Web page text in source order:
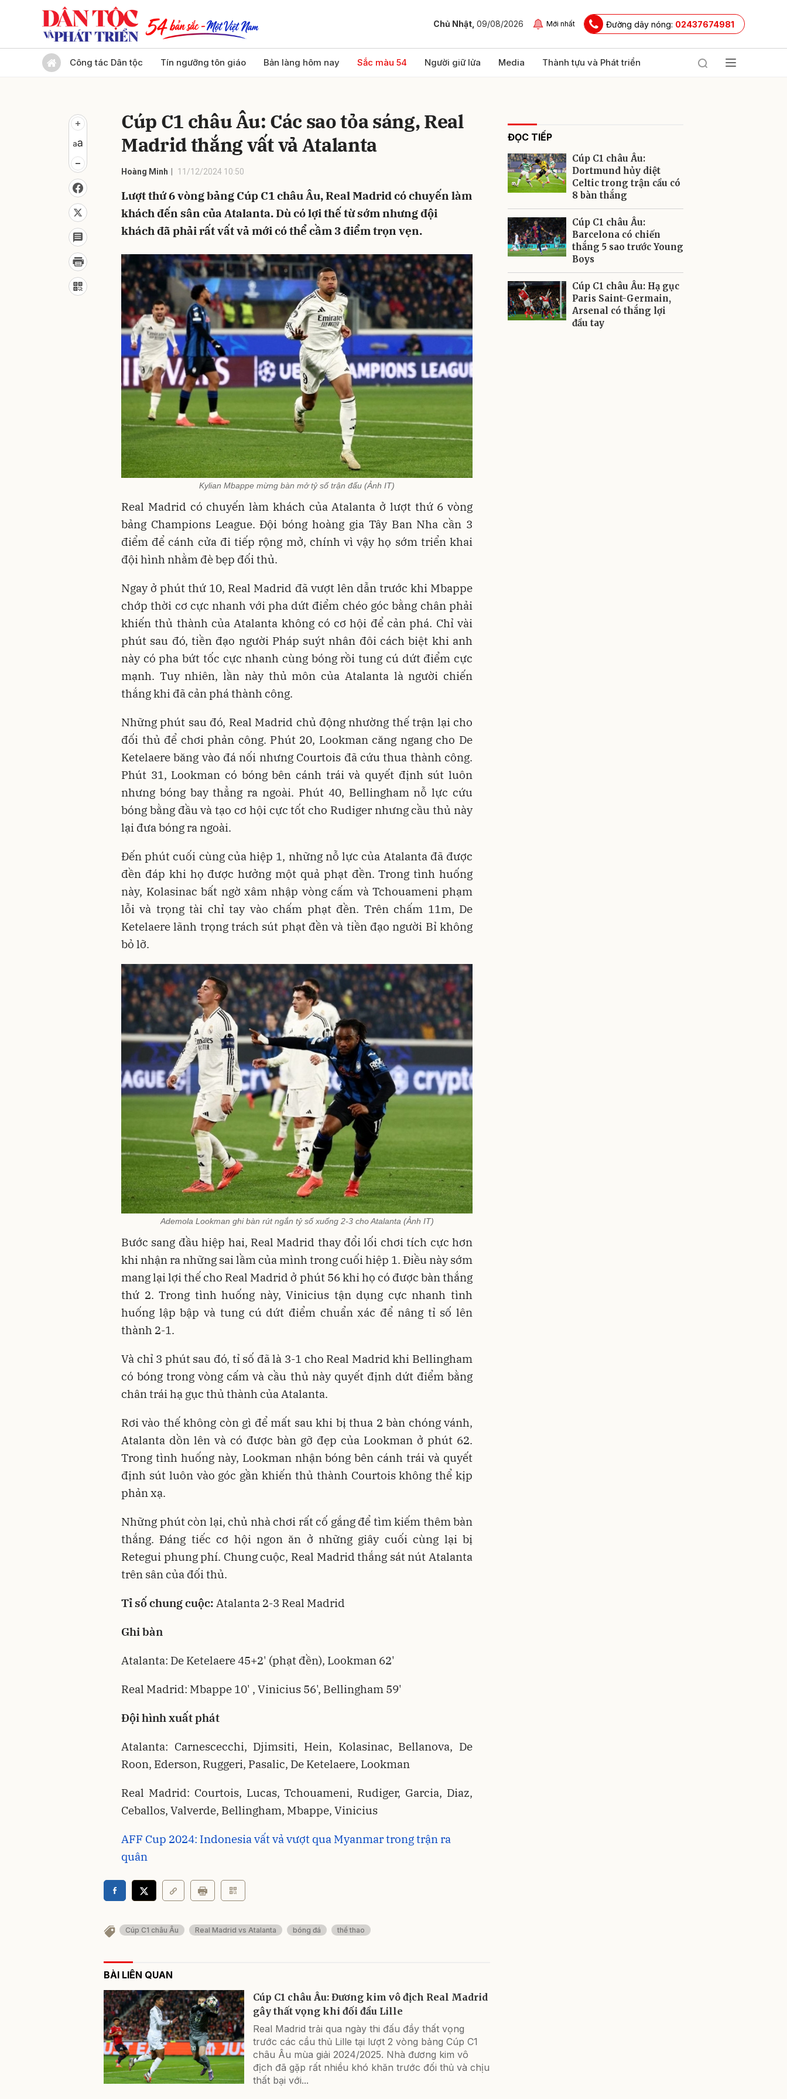
Chủ Nhật, 09/08/2026 Mới nhất Đường dây nóng: 02437674981
Công tác Dân tộc Tín ngưỡng tôn giáo Bản làng hôm nay Sắc màu 54 Người giữ lửa Media Thành tựu và Phát triển
Cúp C1 châu Âu: Các sao tỏa sáng, Real
Madrid thắng vất vả Atalanta
Hoàng Minh 11/12/2024 10:50
Lượt thứ 6 vòng bảng Cúp C1 châu Âu, Real Madrid có chuyến làm
khách đến sân của Atalanta. Dù có lợi thế từ sớm nhưng đội
khách đã phải rất vất vả mới có thể cầm 3 điểm trọn vẹn.
Kylian Mbappe mừng bàn mở tỷ số trận đấu (Ảnh IT)
Real Madrid có chuyến làm khách của Atalanta ở lượt thứ 6 vòng
bảng Champions League. Đội bóng hoàng gia Tây Ban Nha cần 3
điểm để cánh cửa đi tiếp rộng mở, chính vì vậy họ sớm triển khai
đội hình nhằm đè bẹp đối thủ.
Ngay ở phút thứ 10, Real Madrid đã vượt lên dẫn trước khi Mbappe
chớp thời cơ cực nhanh với pha dứt điểm chéo góc bằng chân phải
khiến thủ thành của Atalanta không có cơ hội để cản phá. Chỉ vài
phút sau đó, tiền đạo người Pháp suýt nhân đôi cách biệt khi anh
này có pha bứt tốc cực nhanh cùng bóng rồi tung cú dứt điểm cực
mạnh. Tuy nhiên, lần này thủ môn của Atalanta là người chiến
thắng khi đã cản phá thành công.
Những phút sau đó, Real Madrid chủ động nhường thế trận lại cho
đối thủ để chơi phản công. Phút 20, Lookman căng ngang cho De
Ketelaere băng vào đá nối nhưng Courtois đã cứu thua thành công.
Phút 31, Lookman có bóng bên cánh trái và quyết định sút luôn
nhưng bóng bay thẳng ra ngoài. Phút 40, Bellingham nỗ lực cứu
bóng bằng đầu và tạo cơ hội cực tốt cho Rudiger nhưng cầu thủ này
lại đưa bóng ra ngoài.
Đến phút cuối cùng của hiệp 1, những nỗ lực của Atalanta đã được
đền đáp khi họ được hưởng một quả phạt đền. Trong tình huống
này, Kolasinac bất ngờ xâm nhập vòng cấm và Tchouameni phạm
lỗi và trọng tài chỉ tay vào chấm phạt đền. Trên chấm 11m, De
Ketelaere lãnh trọng trách sút phạt đền và tiền đạo người Bỉ không
bỏ lỡ.
Ademola Lookman ghi bàn rút ngắn tỷ số xuống 2-3 cho Atalanta (Ảnh IT)
Bước sang đầu hiệp hai, Real Madrid thay đổi lối chơi tích cực hơn
khi nhận ra những sai lầm của mình trong cuối hiệp 1. Điều này sớm
mang lại lợi thế cho Real Madrid ở phút 56 khi họ có được bàn thắng
thứ 2. Trong tình huống này, Vinicius tận dụng cực nhanh tình
huống lập bập và tung cú dứt điểm chuẩn xác để nâng tỉ số lên
thành 2-1.
Và chỉ 3 phút sau đó, tỉ số đã là 3-1 cho Real Madrid khi Bellingham
có bóng trong vòng cấm và cầu thủ này quyết định dứt điểm bằng
chân trái hạ gục thủ thành của Atalanta.
Rơi vào thế không còn gì để mất sau khi bị thua 2 bàn chóng vánh,
Atalanta dồn lên và có được bàn gỡ đẹp của Lookman ở phút 62.
Trong tình huống này, Lookman nhận bóng bên cánh trái và quyết
định sút luôn vào góc gần khiến thủ thành Courtois không thể kịp
phản xạ.
Những phút còn lại, chủ nhà chơi rất cố gắng để tìm kiếm thêm bàn
thắng. Đáng tiếc cơ hội ngon ăn ở những giây cuối cùng lại bị
Retegui phung phí. Chung cuộc, Real Madrid thắng sát nút Atalanta
trên sân của đối thủ.
Tỉ số chung cuộc: Atalanta 2-3 Real Madrid
Ghi bàn
Atalanta: De Ketelaere 45+2' (phạt đền), Lookman 62'
Real Madrid: Mbappe 10' , Vinicius 56', Bellingham 59'
Đội hình xuất phát
Atalanta: Carnescecchi, Djimsiti, Hein, Kolasinac, Bellanova, De
Roon, Ederson, Ruggeri, Pasalic, De Ketelaere, Lookman
Real Madrid: Courtois, Lucas, Tchouameni, Rudiger, Garcia, Diaz,
Ceballos, Valverde, Bellingham, Mbappe, Vinicius
AFF Cup 2024: Indonesia vất vả vượt qua Myanmar trong trận ra
quân
Cúp C1 châu Âu Real Madrid vs Atalanta bóng đá thể thao
BÀI LIÊN QUAN
Cúp C1 châu Âu: Đương kim vô địch Real Madrid
gây thất vọng khi đối đầu Lille
Real Madrid trải qua ngày thi đấu đầy thất vọng
trước các cầu thủ Lille tại lượt 2 vòng bảng Cúp C1
châu Âu mùa giải 2024/2025. Nhà đương kim vô
địch đã gặp rất nhiều khó khăn trước đối thủ và chịu
thất bại với...
ĐỌC TIẾP
Cúp C1 châu Âu:
Dortmund hủy diệt
Celtic trong trận cầu có
8 bàn thắng
Cúp C1 châu Âu:
Barcelona có chiến
thắng 5 sao trước Young
Boys
Cúp C1 châu Âu: Hạ gục
Paris Saint-Germain,
Arsenal có thắng lợi
đầu tay
Gửi bình luận
Hủy Gửi